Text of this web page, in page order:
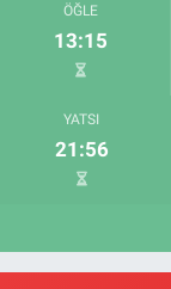
ÖĞLE
13:15
YATSI
21:56